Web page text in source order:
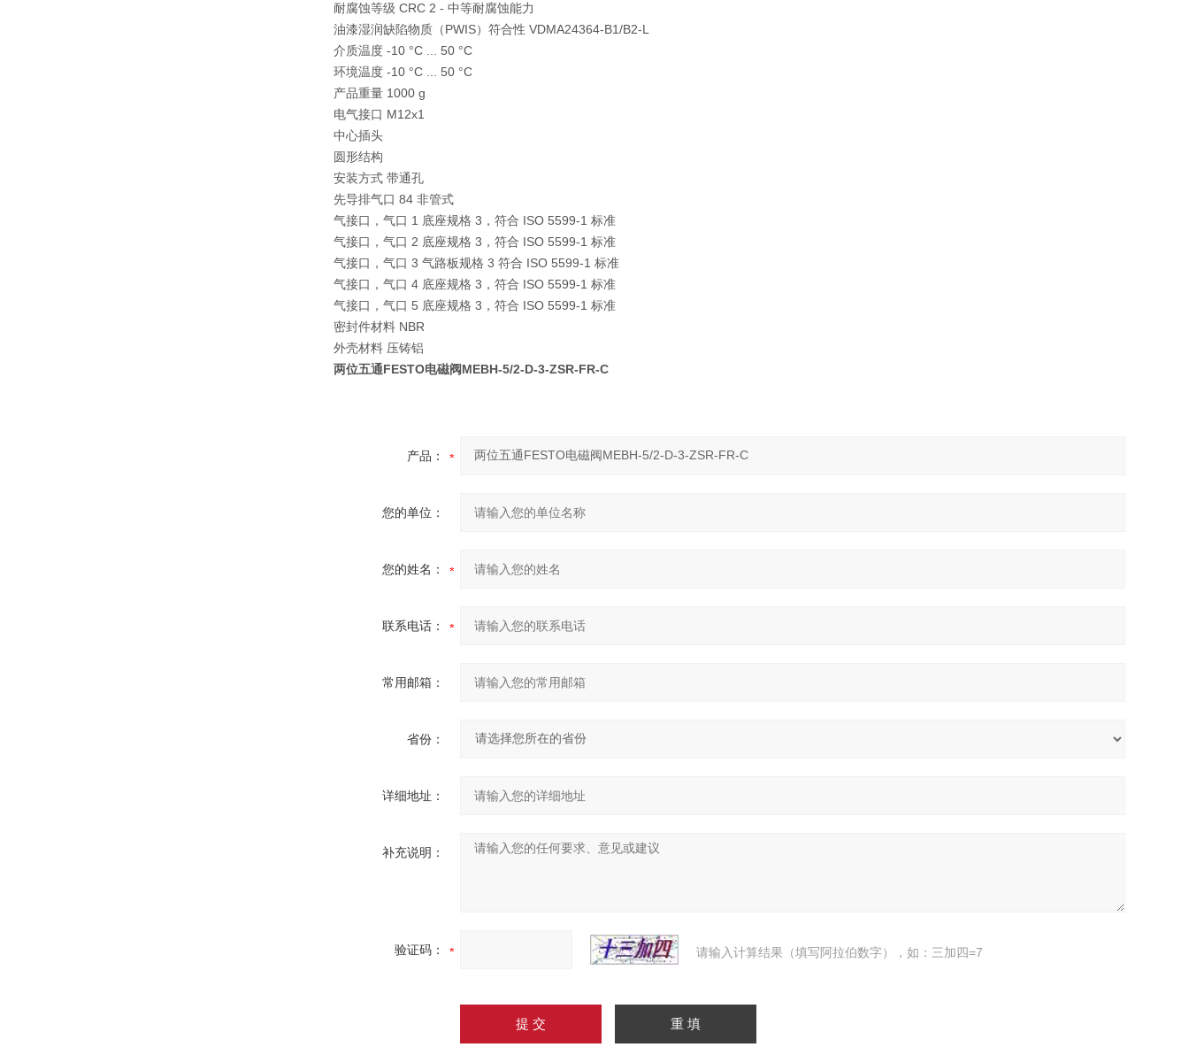
耐腐蚀等级 CRC 2 - 中等耐腐蚀能力
油漆湿润缺陷物质（PWIS）符合性 VDMA24364-B1/B2-L
介质温度 -10 °C ... 50 °C
环境温度 -10 °C ... 50 °C
产品重量 1000 g
电气接口 M12x1
中心插头
圆形结构
安装方式 带通孔
先导排气口 84 非管式
气接口，气口 1 底座规格 3，符合 ISO 5599-1 标准
气接口，气口 2 底座规格 3，符合 ISO 5599-1 标准
气接口，气口 3 气路板规格 3 符合 ISO 5599-1 标准
气接口，气口 4 底座规格 3，符合 ISO 5599-1 标准
气接口，气口 5 底座规格 3，符合 ISO 5599-1 标准
密封件材料 NBR
外壳材料 压铸铝
两位五通FESTO电磁阀MEBH-5/2-D-3-ZSR-FR-C
产品：
您的单位：
您的姓名：
联系电话：
常用邮箱：
省份：
详细地址：
补充说明：
验证码： 请输入计算结果（填写阿拉伯数字），如：三加四=7